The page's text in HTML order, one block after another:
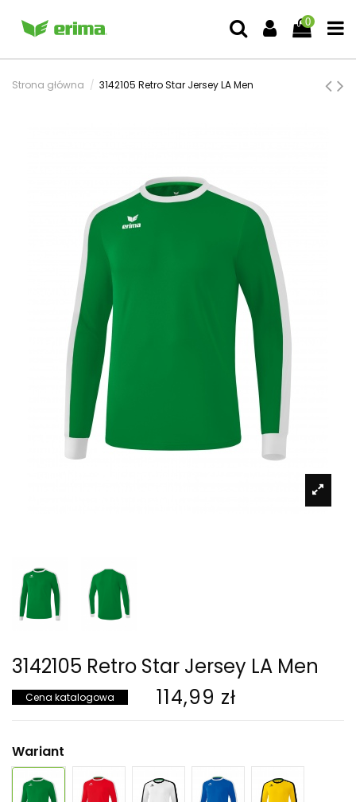
0
Strona główna 3142105 Retro Star Jersey LA Men
3142105 Retro Star Jersey LA Men
Cena katalogowa 114,99 zł
Wariant